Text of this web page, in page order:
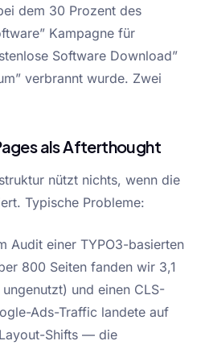
dem 30 Prozent des
Kampagne für
Software Download”
verbrannt wurde. Zwei
als Afterthought
nützt nichts, wenn die
Typische Probleme:
Audit einer TYPO3-basierten
800 Seiten fanden wir 3,1
und einen CLS-
Ads-Traffic landete auf
Shifts — die